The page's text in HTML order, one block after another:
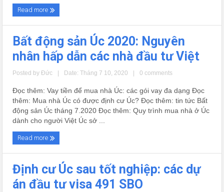
Read more
Bất động sản Úc 2020: Nguyên
nhân hấp dẫn các nhà đầu tư Việt
Posted byĐức Date: Tháng 7 10, 2020 0 comments
Đọc thêm: Vay tiền để mua nhà Úc: các gói vay đa dạng Đọc
thêm: Mua nhà Úc có được định cư Úc? Đọc thêm: tin tức Bất
động sản Úc tháng 7.2020 Đọc thêm: Quy trình mua nhà ở Úc
dành cho người Việt Úc sở ...
Read more
Định cư Úc sau tốt nghiệp: các dự
án đầu tư visa 491 SBO